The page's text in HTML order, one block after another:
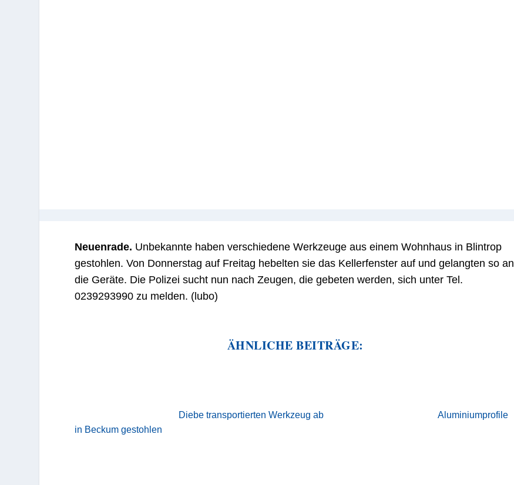
Neuenrade. Unbekannte haben verschiedene Werkzeuge aus einem Wohnhaus in Blintrop
gestohlen. Von Donnerstag auf Freitag hebelten sie das Kellerfenster auf und gelangten so an
die Geräte. Die Polizei sucht nun nach Zeugen, die gebeten werden, sich unter Tel.
0239293990 zu melden. (lubo)
ÄHNLICHE BEITRÄGE:
Diebe transportierten Werkzeug ab
Aluminiumprofile
in Beckum gestohlen